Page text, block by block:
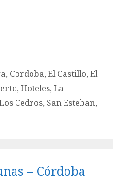
, Cordoba,El Castillo,El
, Hoteles, La
Los Cedros, San Esteban,
– Córdoba